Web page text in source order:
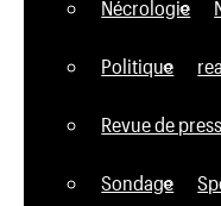
Nécrologie
Politique
Revue de
Sondage